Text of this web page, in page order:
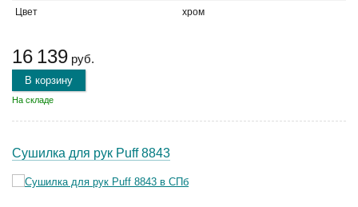
Цвет хром
16 139 руб.
В корзину
На складе
Сушилка для рук Puff 8843